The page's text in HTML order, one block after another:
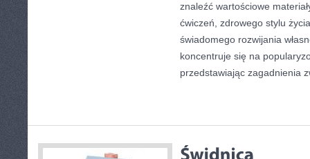
znaleźć wartościowe
ćwiczeń, zdrowego stylu
świadomego rozwijania
koncentruje się na
przedstawiając zagadnienia